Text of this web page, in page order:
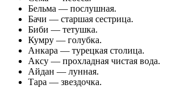
Бельма — послушная.
Бачи — старшая сестрица.
Биби — тетушка.
Кумру — голубка.
Анкара — турецкая столица.
Аксу — прохладная чистая вода.
Айдан — лунная.
Тара — звездочка.